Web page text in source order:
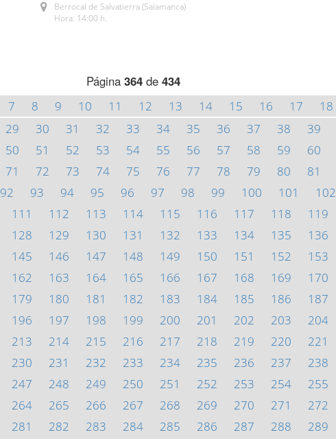
Berrocal de Salvatierra (Salamanca)
Hora: 14:00 h.
Página 364de 434
7 8 9 10 11 12 13 14 15 16 17 18
29 30 31 32 33 34 35 36 37 38 39
50 51 52 53 54 55 56 57 58 59 60
71 72 73 74 75 76 77 78 79 80 81
92 93 94 95 96 97 98 99 100 101 102
111 112 113 114 115 116 117 118 119
128 129 130 131 132 133 134 135 136
145 146 147 148 149 150 151 152 153
162 163 164 165 166 167 168 169 170
179 180 181 182 183 184 185 186 187
196 197 198 199 200 201 202 203 204
213 214 215 216 217 218 219 220 221
230 231 232 233 234 235 236 237 238
247 248 249 250 251 252 253 254 255
264 265 266 267 268 269 270 271 272
281 282 283 284 285 286 287 288 289